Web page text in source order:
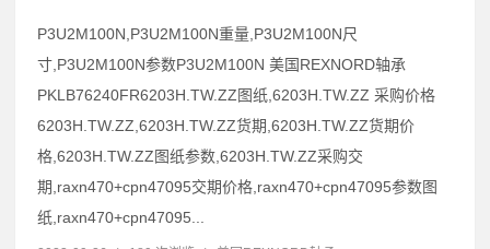
P3U2M100N,P3U2M100N重量,P3U2M100N尺
寸,P3U2M100N参数P3U2M100N 美国REXNORD轴承
PKLB76240FR6203H.TW.ZZ图纸,6203H.TW.ZZ 采购价格
6203H.TW.ZZ,6203H.TW.ZZ货期,6203H.TW.ZZ货期价
格,6203H.TW.ZZ图纸参数,6203H.TW.ZZ采购交
期,raxn470+cpn47095交期价格,raxn470+cpn47095参数图
纸,raxn470+cpn47095...